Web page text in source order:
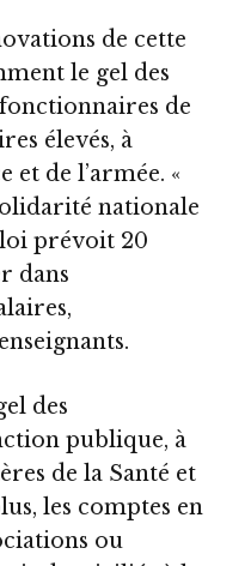
de cette
le gel des
de
élevés, à
et de l’armée. «
nationale
prévoit 20
dans
des
publique, à
de la Santé et
les comptes en
ou